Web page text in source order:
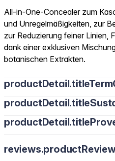
All-in-One-Concealer zum
und Unregelmäßigkeiten, zur
zur Reduzierung feiner Linien,
dank einer exklusiven
botanischen Extrakten.